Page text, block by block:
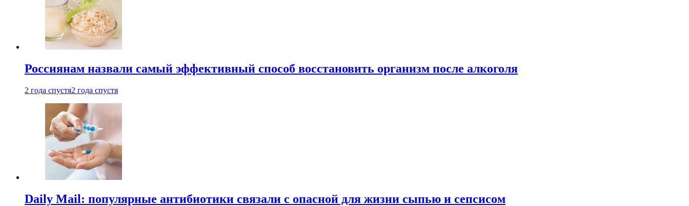
Россиянам назвали самый эффективный способ восстановить организм после алкоголя
2 года спустя2 года спустя
Daily Mail: популярные антибиотики связали с опасной для жизни сыпью и сепсисом